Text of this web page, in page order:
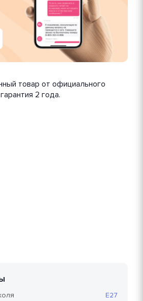
товар от официального
2 года.
E27